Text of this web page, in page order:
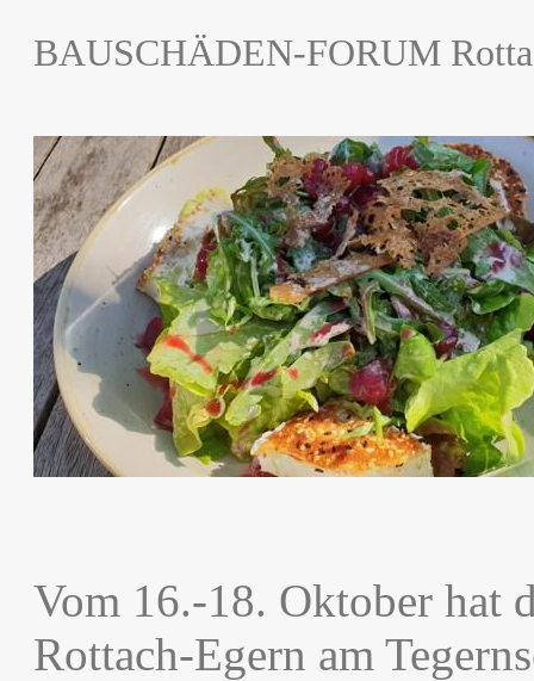
BAUSCHÄDEN-FORUM
Vom 16.-18. Oktober hat
Rottach-Egern am